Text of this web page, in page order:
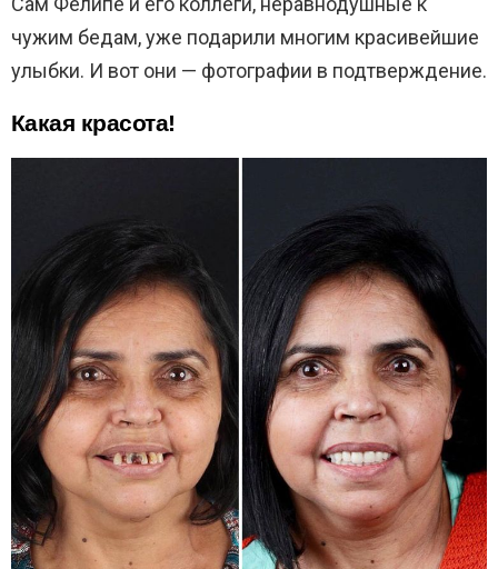
чужим бедам, уже подарили многим красивейшие
улыбки. И вот они — фотографии в подтверждение.
Какая красота!